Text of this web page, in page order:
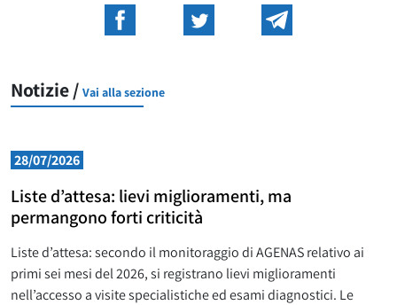
Notizie / Vai alla sezione
28/07/2026
Liste d’attesa: lievi miglioramenti, ma
permangono forti criticità
Liste d’attesa: secondo il monitoraggio di AGENAS relativo ai
primi sei mesi del 2026, si registrano lievi miglioramenti
nell’accesso a visite specialistiche ed esami diagnostici. Le